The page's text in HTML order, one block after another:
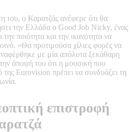
του, ο Καρατζάς ανέφερε ότι θα
την Ελλάδα ο Good Job Nicky, ένας
την ποιότητα και την ικανότητα να
«Θα προτιμούσα χίλιες φορές να
με μία απόλυτα ξεκάθαρη
άποψή του ότι η μουσική που
Eurovision πρέπει να συνδυάζει τη
επιστροφή